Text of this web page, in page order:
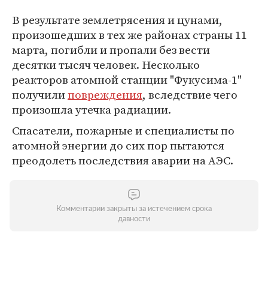
В результате землетрясения и цунами,
произошедших в тех же районах страны 11
марта, погибли и пропали без вести
десятки тысяч человек. Несколько
реакторов атомной станции "Фукусима-1"
получилиповреждения, вследствие чего
произошла утечка радиации.
Спасатели, пожарные и специалисты по
атомной энергии до сих пор пытаются
преодолеть последствия аварии на АЭС.
Комментарии закрыты за истечением срока
давности